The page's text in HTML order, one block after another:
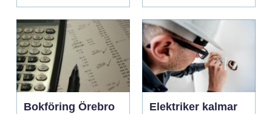
Bokföring Örebro
Elektriker kalmar